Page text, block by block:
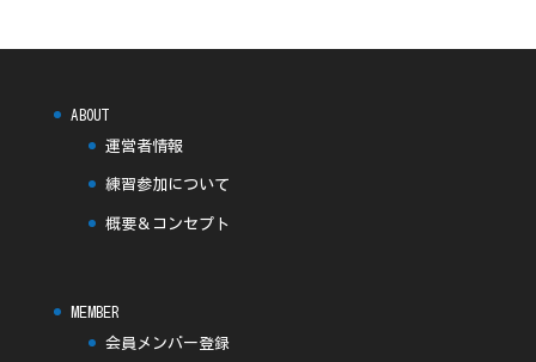
ABOUT
運営者情報
練習参加について
概要＆コンセプト
MEMBER
会員メンバー登録